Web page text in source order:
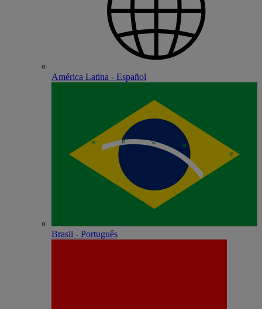
América Latina - Español
Brasil - Português